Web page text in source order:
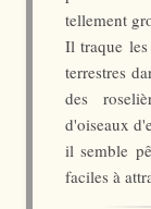
tellement
Il traque les
terrestres
des
d'oiseaux
il semble
faciles à